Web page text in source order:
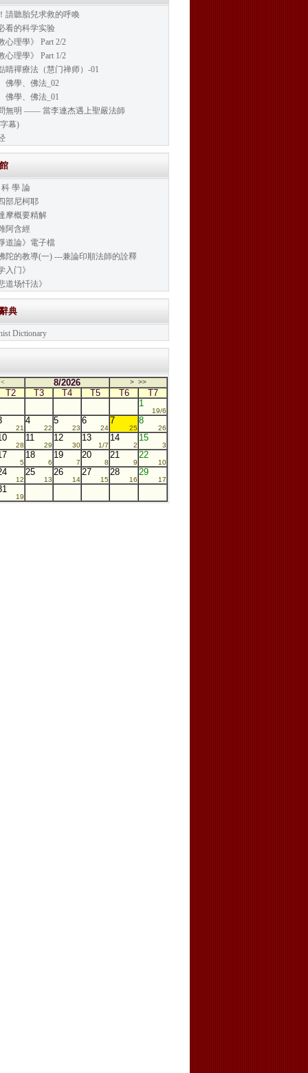
請聽胎兒求救的呼喚
看的科学实验
心理學》 Part 2/2
心理學》 Part 1/2
睛禪療法（慧门禅师）-01
佛學、佛法_02
佛學、佛法_01
無明 —— 當李連杰遇上聖嚴法師
幕)
學 論
部尼柯耶
摩概要精解
阿含經
道論》電子檔
陀的教導(一) ---兼論印順法師的詮釋
入门》
道场忏法》
典
Dictionary
< 8/2026 > >>
T2 T3 T4 T5 T6
T7
1
19/6
21
4
22
5
23
6
24
7
25
8
26
28
11
29
12
30
13
1/7
14
2
15
3
5
18
6
19
7
20
8
21
9
22
10
12
25
13
26
14
27
15
28
16
29
17
19